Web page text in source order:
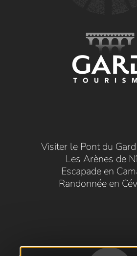
Visiter le Pont du
Les Arènes de
Escapade en
Randonnée en